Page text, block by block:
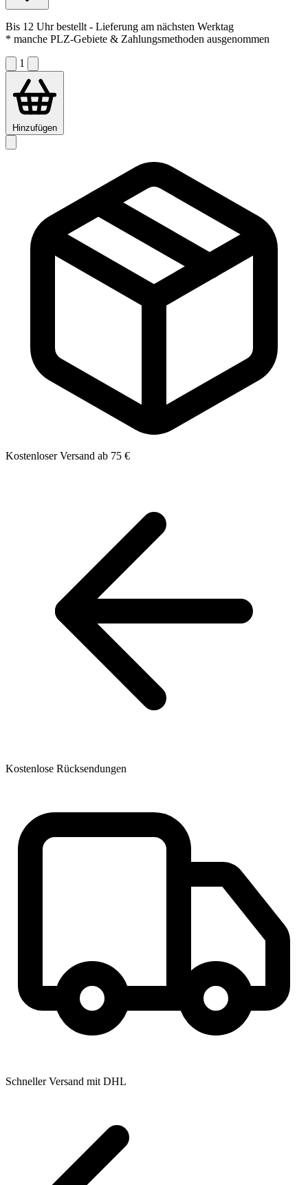
Bis 12 Uhr bestellt - Lieferung am nächsten Werktag
* manche PLZ-Gebiete & Zahlungsmethoden ausgenommen
1
Hinzufügen
Kostenloser Versand ab 75 €
Kostenlose Rücksendungen
Schneller Versand mit DHL